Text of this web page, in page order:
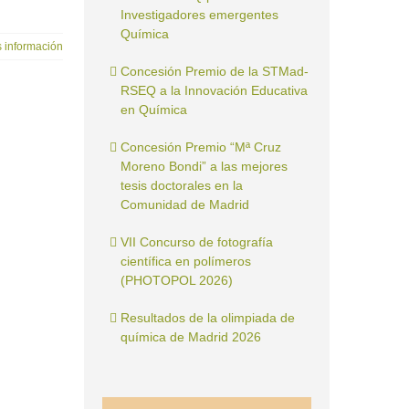
información
Investigadores emergentes
Química
Concesión Premio de la STMad-
RSEQ a la Innovación Educativa
en Química
Concesión Premio “Mª Cruz
Moreno Bondi” a las mejores
tesis doctorales en la
Comunidad de Madrid
VII Concurso de fotografía
científica en polímeros
(PHOTOPOL 2026)
Resultados de la olimpiada de
química de Madrid 2026